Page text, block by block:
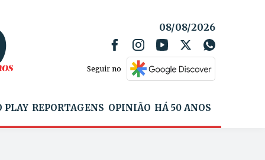
08/08/2026
Seguir no
PLAY REPORTAGENS OPINIÃO HÁ 50 ANOS